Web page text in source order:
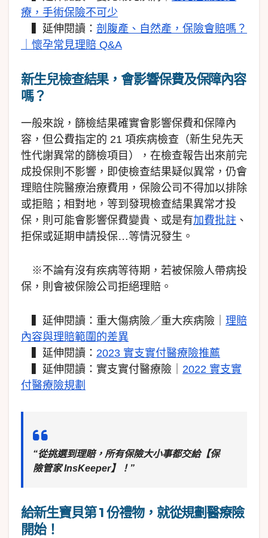
療，手術保險不可少
▍延伸閱讀： 剖腹產、自然產，保險會賠嗎？
｜懷孕常見理賠 Q&A
新生兒檢查結果，會影響保費及保障內容
嗎？
一般來說，篩檢結果確實會影響保費和保障內
容，但公費指定的 21 項疾病檢查（新生兒先天
性代謝異常的篩檢項目），在檢查報告出來前完
成投保則不影響，即使檢查結果疑似異常，仍會
理賠住院醫療治療費用，保險公司不得加以排除
或拒賠；相對地，等到發現檢查結果異常才投
保，則可能會影響保費變貴、或是有加費批註 、
拒保或延期申請投保…等情況發生。
※不論有沒有疾病等待期，若被保險人帶病投
保，則會被保險公司拒絕理賠。
▍延伸閱讀：重大傷病險／重大疾病險｜ 理賠
內容與理賠範圍的差異
▍延伸閱讀： 2023 實支實付醫療險推薦
▍延伸閱讀：實支實付醫療險｜ 2022 實支實
付醫療險規劃
“從挑選到理賠，所有保險大小事都交給【保
險管家 InsKeeper】！”
給新生寶貝第 1 份禮物，就從規劃醫療險
開始！